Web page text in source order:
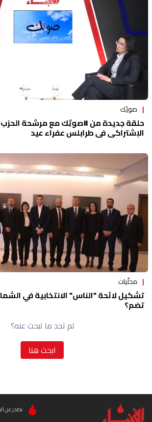
صوتَِك
حلقة جديدة من #صوتَِك مع مرشحة
الإشتراكي في طرابلس عفراء عيد
محلّيات
تشكيل لائحة "الناس" الانتخابية في
تضم؟
لم تجد ما تبحث عنه؟
ابحث هنا
تصدر عن